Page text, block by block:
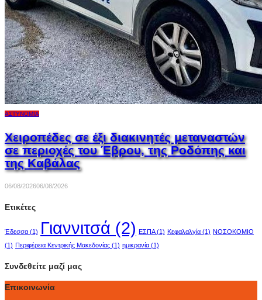
ΑΣΤΥΝΟΜΊΑ
Χειροπέδες σε έξι διακινητές μεταναστών
σε περιοχές του Έβρου, της Ροδόπης και
της Καβάλας
06/08/202606/08/2026
Ετικέτες
Έδεσσα (1) Γιαννιτσά (2) ΕΣΠΑ(1) Κεφαλαλγία (1) ΝΟΣΟΚΟΜΙΟ
(1) Περιφέρεια Κεντρικής Μακεδονίας (1) ημικρανία (1)
Συνδεθείτε μαζί μας
Επικοινωνία